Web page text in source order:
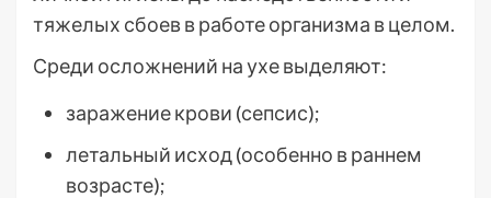
тяжелых сбоев в работе организма в целом.
Среди осложнений на ухе выделяют:
заражение крови (сепсис);
летальный исход (особенно в раннем
возрасте);